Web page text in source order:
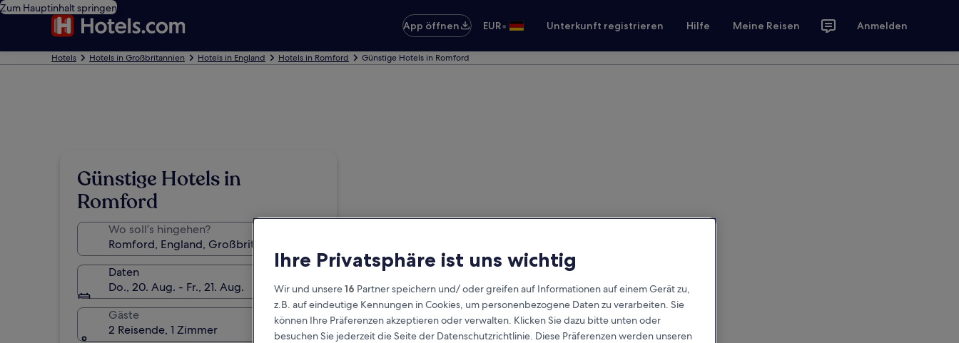
Zum Hauptinhalt springen
App öffnen
EUR• Unterkunft registrieren Hilfe Meine Reisen Anmelden
Hotels Hotels in Großbritannien Hotels in England Hotels in Romford Günstige Hotels in Romford
Günstige Hotels in
Romford
Wo soll’s hingehen?
Daten
Do., 20. Aug. - Fr., 21. Aug.
Gäste
2 Reisende, 1 Zimmer
Ihre Privatsphäre ist uns wichtig
Wir und unsere16 Partner speichern und/ oder greifen auf Informationen auf einem Gerät zu,
z.B. auf eindeutige Kennungen in Cookies, um personenbezogene Daten zu verarbeiten. Sie
können Ihre Präferenzen akzeptieren oder verwalten. Klicken Sie dazu bitte unten oder
besuchen Sie jederzeit die Seite der Datenschutzrichtlinie. Diese Präferenzen werden unseren